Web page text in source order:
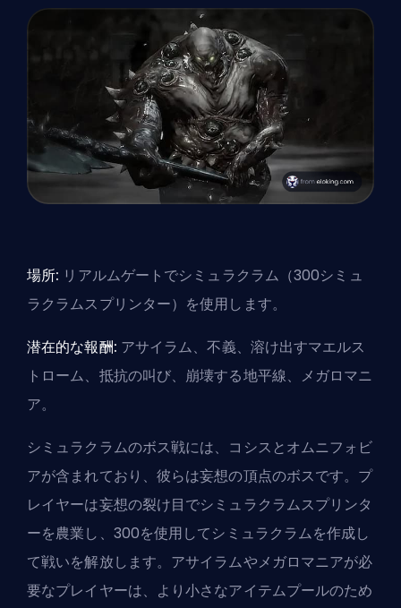
場所: リアルムゲートでシミュラクラム（300シミュ
ラクラムスプリンター）を使用します。
潜在的な報酬: アサイラム、不義、溶け出すマエルス
トローム、抵抗の叫び、崩壊する地平線、メガロマニ
ア。
シミュラクラムのボス戦には、コシスとオムニフォビ
アが含まれており、彼らは妄想の頂点のボスです。プ
レイヤーは妄想の裂け目でシミュラクラムスプリンタ
ーを農業し、300を使用してシミュラクラムを作成し
て戦いを解放します。アサイラムやメガロマニアが必
要なプレイヤーは、より小さなアイテムプールのため